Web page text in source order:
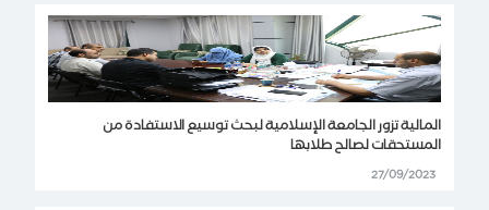
المالية تزور الجامعة الإسلامية لبحث توسيع الاستفادة من
المستحقات لصالح طلابها
27/09/2023